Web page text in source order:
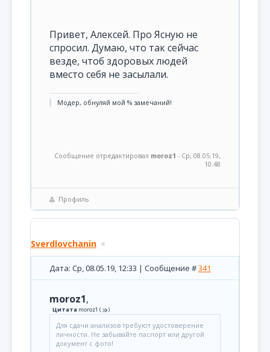
Привет, Алексей. Про Ясную не
спросил. Думаю, что так сейчас
везде, чтоб здоровых людей
вместо себя не засылали.
Модер, обнуляй мой % замечаний!
Сообщение отредактировал moroz1 - Ср, 08.05.19,
10:48
Профиль
Sverdlovchanin
Дата: Ср, 08.05.19, 12:33 | Сообщение #341
moroz1,
Цитата moroz1 ( )
Для сдачи анализов требуют удостоверение
личности. Не забывайте паспорт или другой
документ с фото!